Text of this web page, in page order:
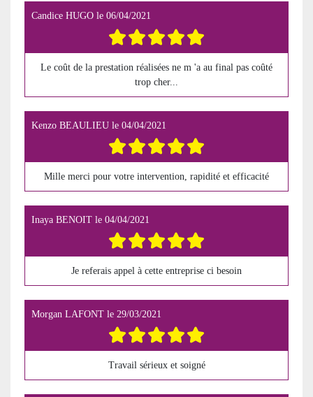
Candice HUGO le 06/04/2021
Le coût de la prestation réalisées ne m 'a au final pas coûté
trop cher...
Kenzo BEAULIEU le 04/04/2021
Mille merci pour votre intervention, rapidité et efficacité
Inaya BENOIT le 04/04/2021
Je referais appel à cette entreprise ci besoin
Morgan LAFONT le 29/03/2021
Travail sérieux et soigné